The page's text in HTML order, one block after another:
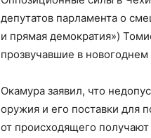
депутатов парламента о
и прямая демократия»)
прозвучавшие в
Окамура заявил, что
оружия и его поставки для
от происходящего